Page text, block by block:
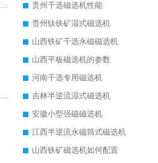
什么牌子的河砂磁选机选矿效果好
贵州干选磁选机性能
贵州钛铁矿湿式磁选机
山西铁矿干选永磁磁选机
山西平板磁选机的参数
河南干选专用磁选机
贵州矿山用干选磁选机怎样调磁
吉林半逆流湿式磁选机
安徽小型强磁磁选机
江西半逆流永磁筒式磁选机
山西铁矿磁选机如何配置